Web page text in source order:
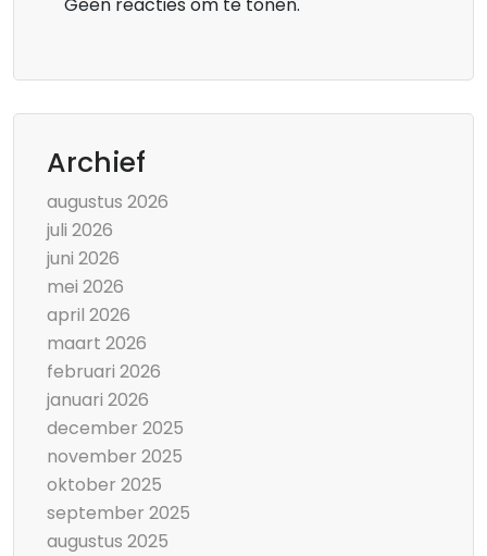
Archief
augustus 2026
juli 2026
juni 2026
mei 2026
april 2026
maart 2026
februari 2026
januari 2026
december 2025
november 2025
oktober 2025
september 2025
augustus 2025